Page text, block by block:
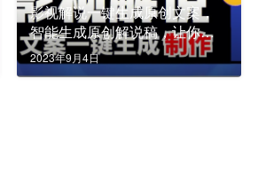
影视解说一键生成原创文案，
智能生成原创解说稿，让你的
影片更吸引人
2023年9月4日